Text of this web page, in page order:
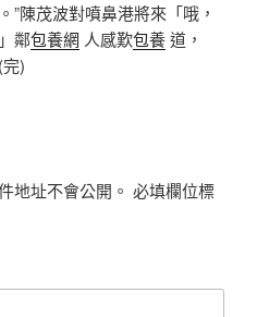
”陳茂波對噴鼻港將來「哦，
鄰包養網 人感歎包養道，
)
地址不會公開。 必填欄位標